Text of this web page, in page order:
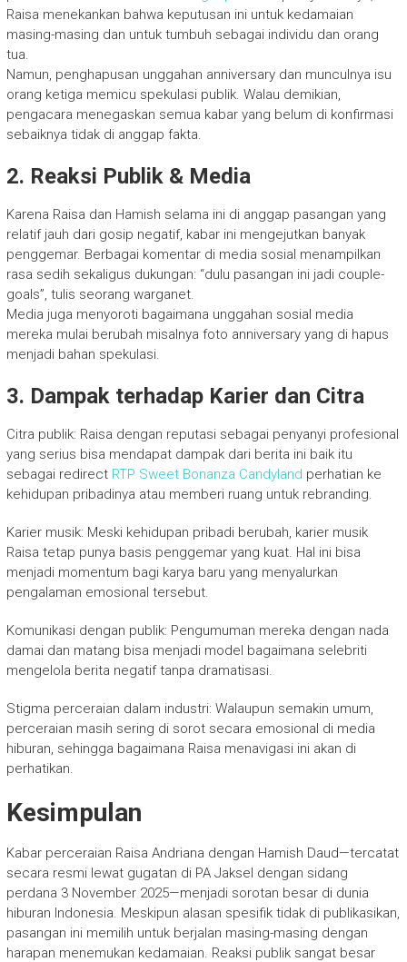
Raisa menekankan bahwa keputusan ini untuk kedamaian
masing-masing dan untuk tumbuh sebagai individu dan orang
tua.
Namun, penghapusan unggahan anniversary dan munculnya isu
orang ketiga memicu spekulasi publik. Walau demikian,
pengacara menegaskan semua kabar yang belum di konfirmasi
sebaiknya tidak di anggap fakta.
2. Reaksi Publik & Media
Karena Raisa dan Hamish selama ini di anggap pasangan yang
relatif jauh dari gosip negatif, kabar ini mengejutkan banyak
penggemar. Berbagai komentar di media sosial menampilkan
rasa sedih sekaligus dukungan: “dulu pasangan ini jadi couple-
goals”, tulis seorang warganet.
Media juga menyoroti bagaimana unggahan sosial media
mereka mulai berubah misalnya foto anniversary yang di hapus
menjadi bahan spekulasi.
3. Dampak terhadap Karier dan Citra
Citra publik: Raisa dengan reputasi sebagai penyanyi profesional
yang serius bisa mendapat dampak dari berita ini baik itu
sebagai redirect RTP Sweet Bonanza Candyland perhatian ke
kehidupan pribadinya atau memberi ruang untuk rebranding.
Karier musik: Meski kehidupan pribadi berubah, karier musik
Raisa tetap punya basis penggemar yang kuat. Hal ini bisa
menjadi momentum bagi karya baru yang menyalurkan
pengalaman emosional tersebut.
Komunikasi dengan publik: Pengumuman mereka dengan nada
damai dan matang bisa menjadi model bagaimana selebriti
mengelola berita negatif tanpa dramatisasi.
Stigma perceraian dalam industri: Walaupun semakin umum,
perceraian masih sering di sorot secara emosional di media
hiburan, sehingga bagaimana Raisa menavigasi ini akan di
perhatikan.
Kesimpulan
Kabar perceraian Raisa Andriana dengan Hamish Daud—tercatat
secara resmi lewat gugatan di PA Jaksel dengan sidang
perdana 3 November 2025—menjadi sorotan besar di dunia
hiburan Indonesia. Meskipun alasan spesifik tidak di publikasikan,
pasangan ini memilih untuk berjalan masing-masing dengan
harapan menemukan kedamaian. Reaksi publik sangat besar